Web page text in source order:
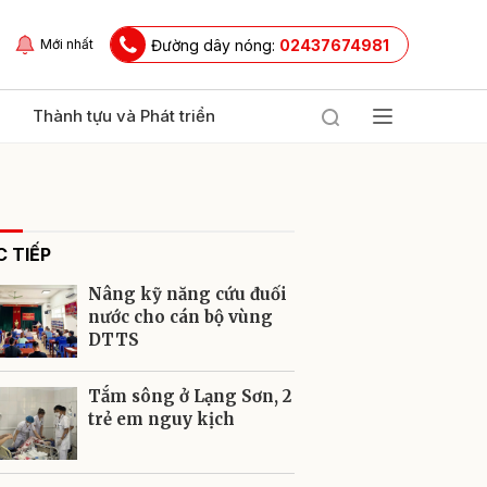
Mới nhất Đường dây nóng: 02437674981
Thành tựu và Phát triển
TIẾP
Nâng kỹ năng cứu đuối
nước cho cán bộ vùng
DTTS
Tắm sông ở Lạng Sơn, 2
trẻ em nguy kịch